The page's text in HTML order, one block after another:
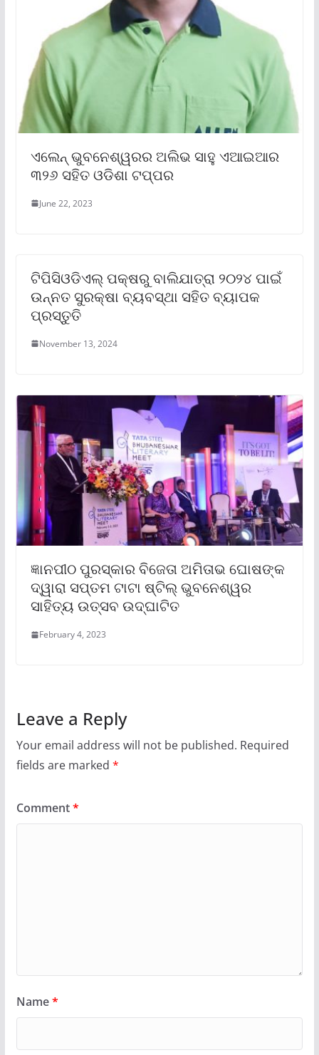
ଏଲେନ୍ ଭୁବନେଶ୍ୱରର ଅଲିଭ ସାହୁ ଏଆଇଆର
୩୨୬ ସହିତ ଓଡିଶା ଟପ୍ପର
June 22, 2023
ଟିପିସିଓଡିଏଲ୍ ପକ୍ଷରୁ ବାଲିଯାତ୍ରା ୨୦୨୪ ପାଇଁ
ଉନ୍ନତ ସୁରକ୍ଷା ବ୍ୟବସ୍ଥା ସହିତ ବ୍ୟାପକ
ପ୍ରସ୍ତୁତି
November 13, 2024
ଜ୍ଞାନପୀଠ ପୁରସ୍କାର ବିଜେତା ଅମିତାଭ ଘୋଷଙ୍କ
ଦ୍ୱାରା ସପ୍ତମ ଟାଟା ଷ୍ଟିଲ୍ ଭୁବନେଶ୍ୱର
ସାହିତ୍ୟ ଉତ୍ସବ ଉଦ୍‌ଘାଟିତ
February 4, 2023
Leave a Reply
Your email address will not be published. Required
fields are marked *
Comment*
Name*